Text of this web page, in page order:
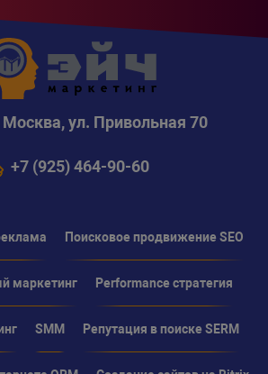
Москва, ул. Привольная 70
+7 (925) 464-90-60
Поисковое продвижение SEO
маркетинг Performance стратегия
SMM Репутация в поиске SERM